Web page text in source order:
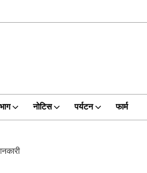
नोटिस पर्यटन फार्म